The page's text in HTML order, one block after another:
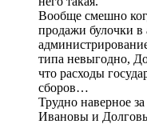
Вообще смешно
продажи булочки в
типа невыгодно,
что расходы
сборов…
Трудно наверное
Ивановы и